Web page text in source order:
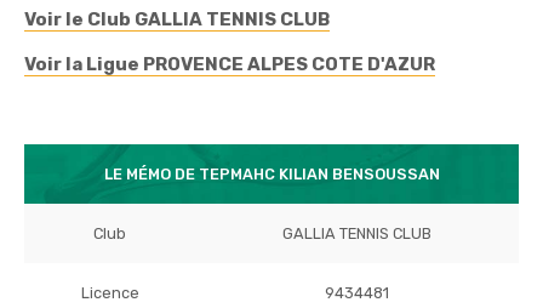
Voir le Club GALLIA TENNIS CLUB
Voir la Ligue PROVENCE ALPES COTE D'AZUR
LE MÉMO DE TEPMAHC KILIAN BENSOUSSAN
Club GALLIA TENNIS CLUB
Licence 9434481